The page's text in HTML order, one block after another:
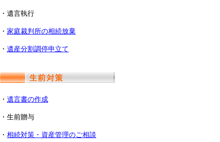
・遺言執行
・ 家庭裁判所の相続放棄
・ 遺産分割調停申立て
・ 遺言書の作成
・生前贈与
・ 相続対策・資産管理のご相談